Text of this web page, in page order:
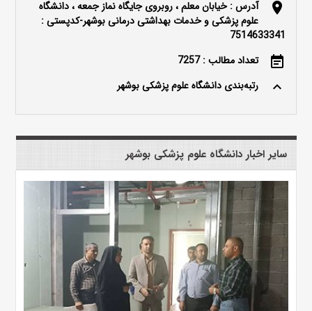
location_on
آدرس : خیابان معلم ، روبروی جایگاه نماز جمعه ، دانشگاه
علوم پزشکی و خدمات بهداشتی درمانی بوشهر-کدپستی :
7514633341
event_note تعداد مطالب : 7257
keyboard_arrow_up رتبه‌بندی دانشگاه علوم پزشکی بوشهر
سایر اخبار دانشگاه علوم پزشکی بوشهر